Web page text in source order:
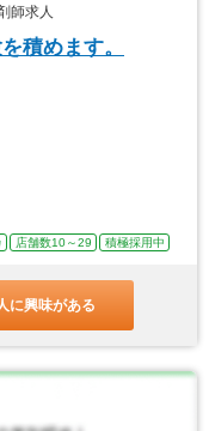
師求人
積めます。
店舗数10～29 積極採用中
に興味がある